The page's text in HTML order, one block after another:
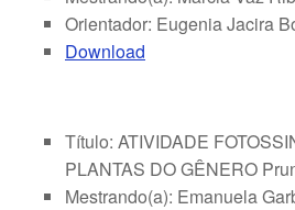
Orientador: Eugenia Jacira
Download
Título: ATIVIDADE
PLANTAS DO GÊNERO
Mestrando(a): Emanuela